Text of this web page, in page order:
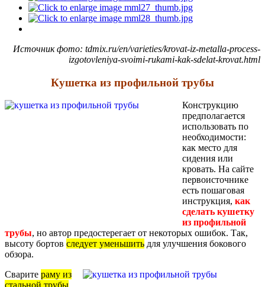
Источник фото: tdmix.ru/en/varieties/krovat-iz-metalla-process-
izgotovleniya-svoimi-rukami-kak-sdelat-krovat.html
Кушетка из профильной трубы
Конструкцию
предполагается
использовать по
необходимости:
как место для
сидения или
кровать. На сайте
первоисточнике
есть пошаговая
инструкция, как
сделать кушетку
из профильной
трубы, но автор предостерегает от некоторых ошибок. Так,
высоту бортов следует уменьшить для улучшения бокового
обзора.
Сварите раму из